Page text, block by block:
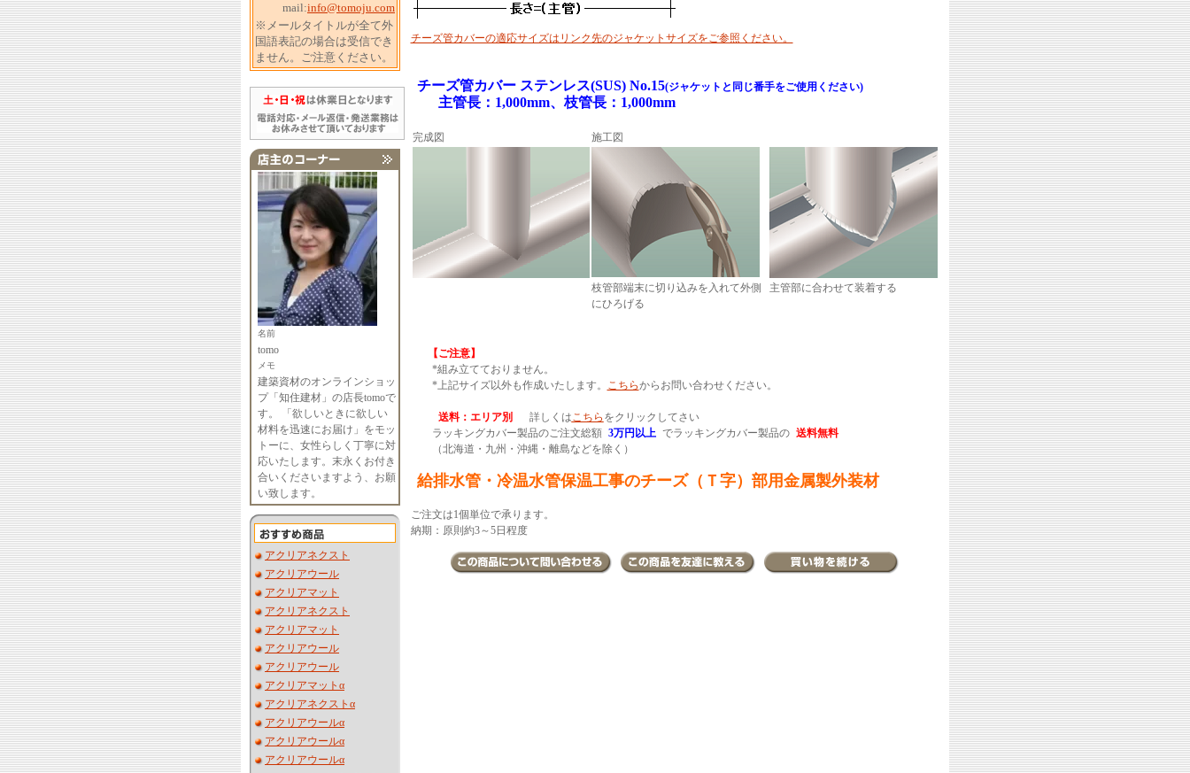
mail:info@tomoju.com
※メールタイトルが全て外
国語表記の場合は受信でき
ません。ご注意ください。
名前
tomo
メモ
建築資材のオンラインショッ
プ「知住建材」の店長tomoで
す。 「欲しいときに欲しい
材料を迅速にお届け」をモッ
トーに、女性らしく丁寧に対
応いたします。末永くお付き
合いくださいますよう、お願
い致します。
アクリアネクスト
アクリアウール
アクリアマット
アクリアネクスト
アクリアマット
アクリアウール
アクリアウール
アクリアマットα
アクリアネクストα
アクリアウールα
アクリアウールα
アクリアウールα
チーズ管カバーの適応サイズはリンク先のジャケットサイズをご参照ください。
チーズ管カバー ステンレス(SUS) No.15(ジャケットと同じ番手をご使用ください)
主管長：1,000mm、枝管長：1,000mm
完成図 施工図
枝管部端末に切り込みを入れて外側
にひろげる
主管部に合わせて装着する
【ご注意】
*組み立てておりません。
*上記サイズ以外も作成いたします。
こちらからお問い合わせください。
送料：エリア別 詳しくはこちら をクリックしてさい
ラッキングカバー製品のご注文総額 3万円以上 でラッキングカバー製品の 送料無料
（北海道・九州・沖縄・離島などを除く）
給排水管・冷温水管保温工事のチーズ（Ｔ字）部用金属製外装材
ご注文は1個単位で承ります。
納期：原則約3～5日程度